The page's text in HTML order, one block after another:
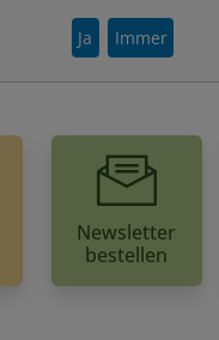
Ja Immer
Newsletter
bestellen